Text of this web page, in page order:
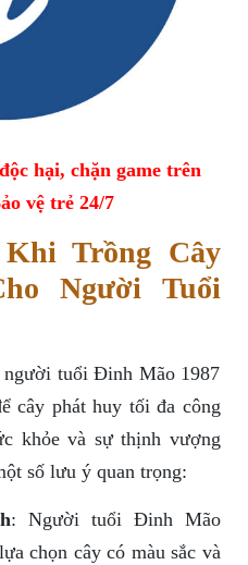
hại, chặn game trên
vệ trẻ 24/7
Trồng Cây
Người Tuổi
tuổi Đinh Mão 1987
cây phát huy tối đa công
khỏe và sự thịnh vượng
số lưu ý quan trọng:
: Người tuổi Đinh Mão
chọn cây có màu sắc và